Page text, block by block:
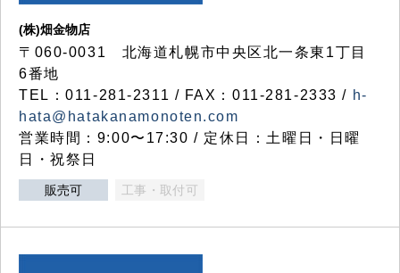
(株)畑金物店
〒060-0031 北海道札幌市中央区北一条東1丁目
6番地
TEL：011-281-2311 / FAX：011-281-2333 / h-
hata@hatakanamonoten.com
営業時間：9:00〜17:30 / 定休日：土曜日・日曜
日・祝祭日
販売可 工事・取付可